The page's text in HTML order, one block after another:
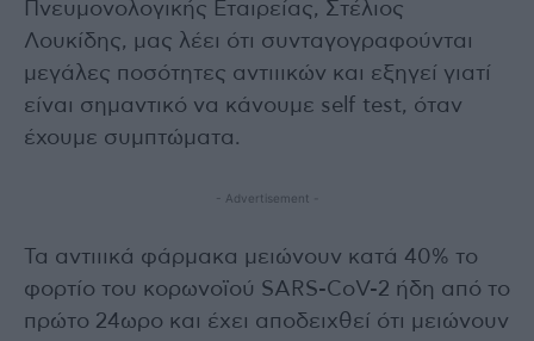
Πνευμονολογικής Εταιρείας, Στέλιος
Λουκίδης, μας λέει ότι συνταγογραφούνται
μεγάλες ποσότητες αντιιικών και εξηγεί γιατί
είναι σημαντικό να κάνουμε self test, όταν
έχουμε συμπτώματα.
- Advertisement -
Τα αντιιικά φάρμακα μειώνουν κατά 40% το
φορτίο του κορωνοϊού SARS-CoV-2 ήδη από το
πρώτο 24ωρο και έχει αποδειχθεί ότι μειώνουν